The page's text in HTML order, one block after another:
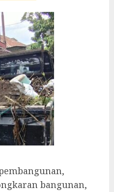
bangunan,